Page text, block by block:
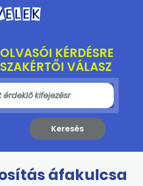
OLVASÓI KÉRDÉSRE
SZAKÉRTŐI VÁLASZ
áfakulcsa